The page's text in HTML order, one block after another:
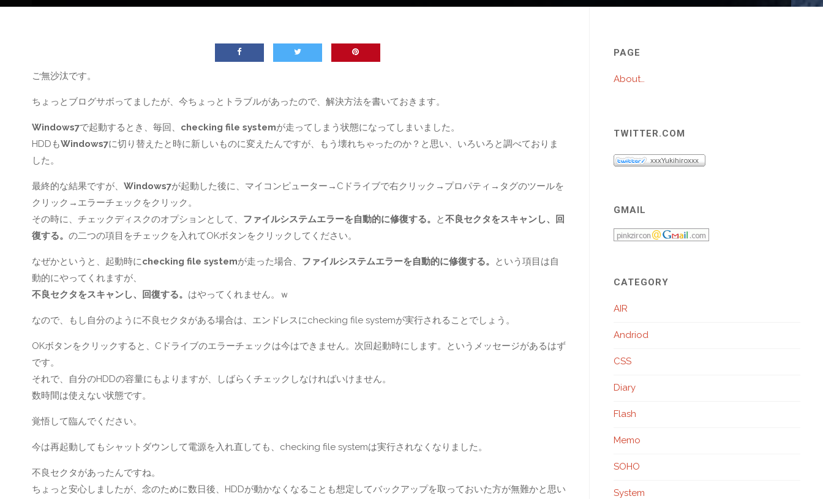
ー
ご無沙汰です。
ちょっとブログサボってましたが、今ちょっとトラブルがあったので、解決方法を書いておきます。
Windows7で起動するとき、毎回、 checking file systemが走ってしまう状態になってしまいました。
HDDもWindows7に切り替えたと時に新しいものに変えたんですが、もう壊れちゃったのか？と思い、いろいろと調べておりま
した。
最終的な結果ですが、 Windows7が起動した後に、マイコンピューター→Cドライブで右クリック→プロパティ→タグのツールを
クリック→エラーチェックをクリック。
その時に、チェックディスクのオプションとして、 ファイルシステムエラーを自動的に修復する。 と不良セクタをスキャンし、回
復する。 の二つの項目をチェックを入れてOKボタンをクリックしてください。
なぜかというと、起動時にchecking file systemが走った場合、 ファイルシステムエラーを自動的に修復する。
という項目は自
動的にやってくれますが、
不良セクタをスキャンし、回復する。 はやってくれません。ｗ
なので、もし自分のように不良セクタがある場合は、エンドレスにchecking file systemが実行されることでしょう。
OKボタンをクリックすると、Cドライブのエラーチェックは今はできません。次回起動時にします。というメッセージがあるはず
です。
それで、自分のHDDの容量にもよりますが、しばらくチェックしなければいけません。
数時間は使えない状態です。
覚悟して臨んでください。
今は再起動してもシャットダウンして電源を入れ直しても、checking file systemは実行されなくなりました。
不良セクタがあったんですね。
ちょっと安心しましたが、念のために数日後、HDDが動かなくなることも想定してバックアップを取っておいた方が無難かと思い
PAGE
About…
TWITTER.COM
GMAIL
CATEGORY
AIR
Andriod
CSS
Diary
Flash
Memo
SOHO
System